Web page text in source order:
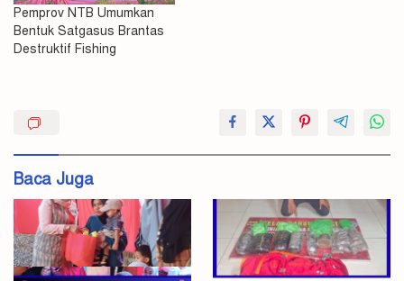
Pemprov NTB Umumkan
Bentuk Satgasus Brantas
Destruktif Fishing
Tano
Heru
IIlegal
Kapolres
Baca Juga